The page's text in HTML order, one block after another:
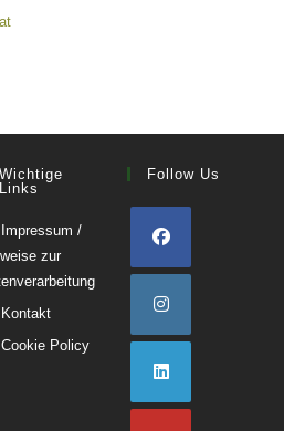
Wichtige
Links
Impressum /
zur
Kontakt
Cookie Policy
Follow Us